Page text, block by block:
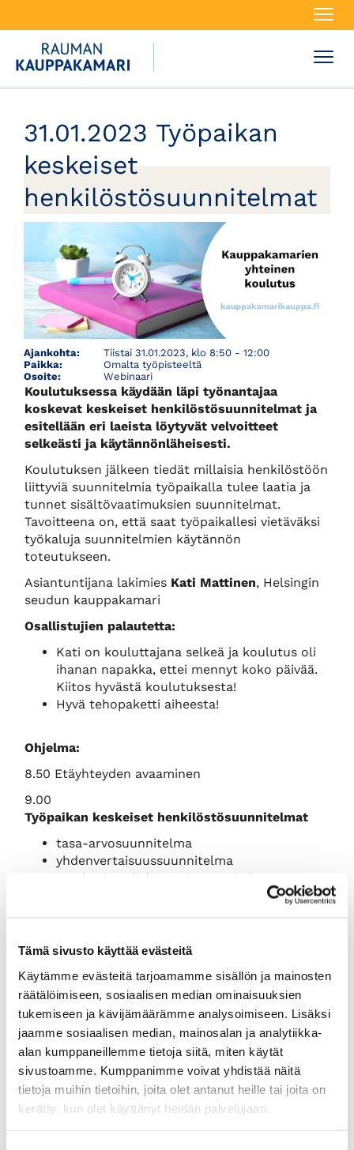
Tämä sivusto käyttää evästeitä
Käytämme evästeitä tarjoamamme sisällön ja mainosten
räätälöimiseen, sosiaalisen median ominaisuuksien
tukemiseen ja kävijämäärämme analysoimiseen. Lisäksi
jaamme sosiaalisen median, mainosalan ja analytiikka-
alan kumppaneillemme tietoja siitä, miten käytät
sivustoamme. Kumppanimme voivat yhdistää näitä
tietoja muihin tietoihin, joita olet antanut heille tai joita on
kerätty, kun olet käyttänyt heidän palvelujaan.
31.01.2023 Työpaikan
keskeiset
henkilöstösuunnitelmat
Ajankohta:
Tiistai 31.01.2023, klo 8:50 - 12:00
Paikka:
Omalta työpisteeltä
Osoite:
Webinaari
Koulutuksessa käydään läpi työnantajaa
koskevat keskeiset henkilöstösuunnitelmat ja
esitellään eri laeista löytyvät velvoitteet
selkeästi ja käytännönläheisesti.
Koulutuksen jälkeen tiedät millaisia henkilöstöön
liittyviä suunnitelmia työpaikalla tulee laatia ja
tunnet sisältövaatimuksien suunnitelmat.
Tavoitteena on, että saat työpaikallesi vietäväksi
työkaluja suunnitelmien käytännön
toteutukseen.
Asiantuntijana lakimies Kati Mattinen, Helsingin
seudun kauppakamari
Osallistujien palautetta:
Kati on kouluttajana selkeä ja koulutus oli
ihanan napakka, ettei mennyt koko päivää.
Kiitos hyvästä koulutuksesta!
Hyvä tehopaketti aiheesta!
Ohjelma:
8.50 Etäyhteyden avaaminen
9.00
Työpaikan keskeiset henkilöstösuunnitelmat
tasa-arvosuunnitelma
yhdenvertaisuussuunnitelma
työyhteisön kehittämissuunnitelma
sähköisen työskentelyn pelisäännöt
Osallistumismaksu:Jäsenhinta 450 € + alv 24
%, normaalihinta 600 € + alv 24 %.
Ilmoittautuminen:Ilmoittautumiset alla olevasta
linkistä, ilmoittaudu viimeistään 27.01.2023. Linkki
vie sinutKauppakamariKauppaan.
(Etäkoulutukseen osallistuaksesi, valitse
osallistumistapa "Etätoteutus")
LUE LISÄÄ JA ILMOITTAUDU